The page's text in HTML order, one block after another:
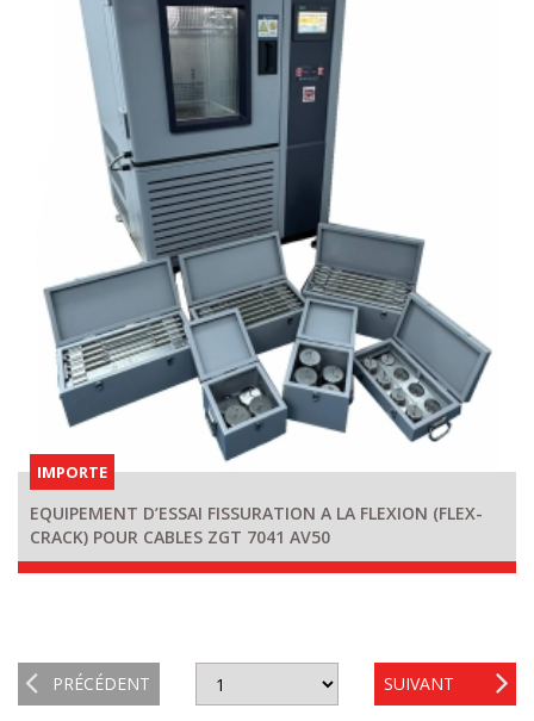
IMPORTE
EQUIPEMENT D’ESSAI FISSURATION A LA FLEXION (FLEX-
CRACK) POUR CABLES ZGT 7041 AV50
PRÉCÉDENT SUIVANT